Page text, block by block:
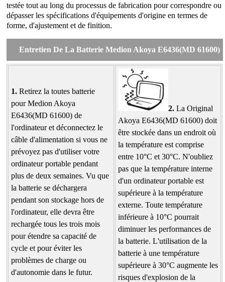
testée tout au long du processus de fabrication pour correspondre ou
dépasser les spécifications d'équipements d'origine en termes de
forme, d'ajustement et de finition.
Entretien De La Batterie Medion Akoya E6436(MD 61600)
1.Retirez la toutes batterie
pour Medion Akoya
E6436(MD 61600) de
l'ordinateur et déconnectez le
câble d'alimentation si vous ne
prévoyez pas d'utiliser votre
ordinateur portable pendant
plus de deux semaines. Vu que
la batterie se déchargera
pendant son stockage hors de
l'ordinateur, elle devra être
rechargée tous les trois mois
pour étendre sa capacité de
cycle et pour éviter les
problèmes de charge ou
d'autonomie dans le futur.
2.La Original
Akoya E6436(MD 61600) doit
être stockée dans un endroit où
la température est comprise
entre 10°C et 30°C. N'oubliez
pas que la température interne
d'un ordinateur portable est
supérieure à la température
externe. Toute température
inférieure à 10°C pourrait
diminuer les performances de
la batterie. L'utilisation de la
batterie à une température
supérieure à 30°C augmente les
risques d'explosion de la